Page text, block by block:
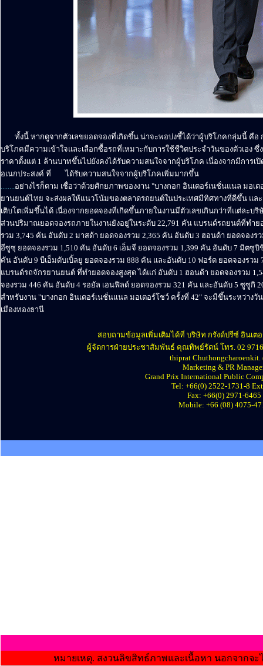
ทั้งนี้ หากดูจากตัวเลขยอดจองที่เกิดขึ้น น่าจะพอบ่งชี้ได้ว่าผู้บริโภคกลุ่มนี้ คือ
บริโภคมีความเข้าใจและเลือกซื้อรถที่เหมาะกับการใช้ชีวิตประจำวันของตัวเอง
ราคาตั้งแต่ 1 ล้านบาทขึ้นไปยังคงได้รับความสนใจจากผู้บริโภค เนื่องจากมีการ
อเนกประสงค์ ที่ ........ได้รับความสนใจจากผู้บริโภคเพิ่มมากขึ้น
........อย่างไรก็ตาม เชื่อว่าด้วยศักยภาพของงาน "บางกอก อินเตอร์เนชั่นแนล มอเ
ยานยนต์ไทย จะส่งผลให้แนวโน้มของตลาดรถยนต์ในประเทศมีทิศทางที่ดีขึ้น แล
เติบโตเพิ่มขึ้นได้ เนื่องจากยอดจองที่เกิดขึ้นภายในงานมีตัวเลขเกินกว่าที่แต่ละบริ
ส่วนปริมาณยอดจองรถภายในงานยังอยู่ในระดับ 22,791 คัน แบรนด์รถยนต์ที่ทำ
รวม 3,745 คัน อันดับ 2 มาสด้า ยอดจองรวม 2,365 คัน อันดับ 3 ฮอนด้า ยอดจอง
อีซูซุ ยอดจองรวม 1,510 คัน อันดับ 6 เอ็มจี ยอดจองรวม 1,399 คัน อันดับ 7 มิตซู
คัน อันดับ 9 บีเอ็มดับเบิ้ลยู ยอดจองรวม 888 คัน และอันดับ 10 ฟอร์ด ยอดจองรวม
แบรนด์รถจักรยานยนต์ ที่ทำยอดจองสูงสุด ได้แก่ อันดับ 1 ฮอนด้า ยอดจองรวม
จองรวม 446 คัน อันดับ 4 รอยัล เอนฟิลด์ ยอดจองรวม 321 คัน และอันดับ 5 ซูซูกิ
สำหรับงาน "บางกอก อินเตอร์เนชั่นแนล มอเตอร์โชว์ ครั้งที่ 42" จะมีขึ้นระหว่าง
เมืองทองธานี
สอบถามข้อมูลเพิ่มเติมได้ที่ บริษัท กรังด์ปรีซ์ อินเต
ผู้จัดการฝ่ายประชาสัมพันธ์ คุณทิพย์รัตน์ โทร. 02
thiprat Chuthongcharoenkit.
Marketing & PR
Grand Prix International Public
Tel: +66(0) 2522-1731-8
Fax: +66(0) 2971-6465
Mobile: +66 (08) 4075-
หมายเหตุ. สงวนลิขสิทธ์ภาพและเนื้อหา นอกจากจ